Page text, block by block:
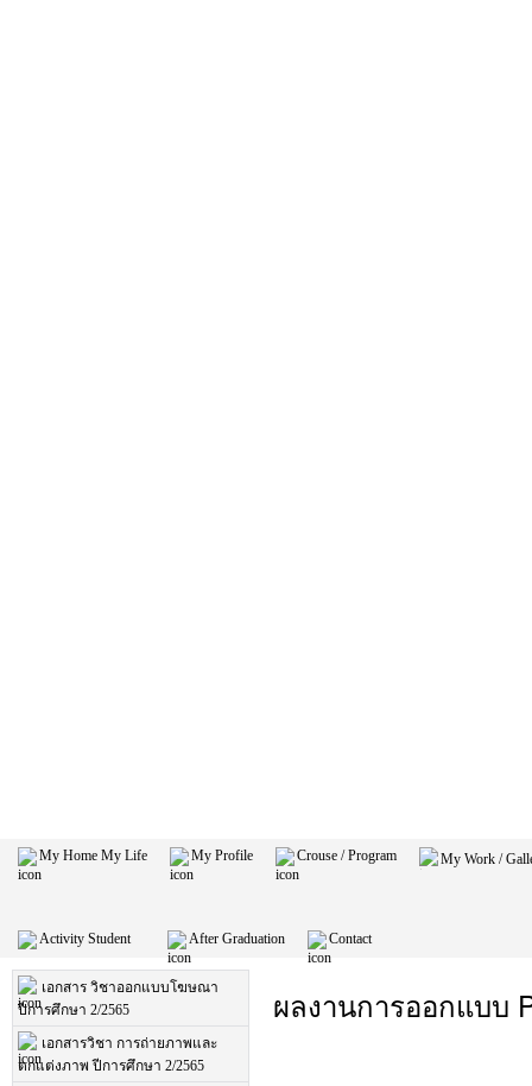
My Home My Life My Profile Crouse / Program My Work /
Activity Student After Graduation Contact
เอกสาร วิชาออกแบบโฆษณา
ปีการศึกษา 2/2565
เอกสารวิชา การถ่ายภาพและ
ตกแต่งภาพ ปีการศึกษา 2/2565
ผลงานการออกแบบ